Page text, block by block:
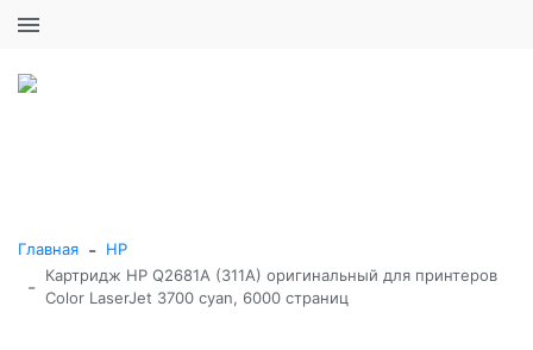
Главная - HP
-
Картридж HP Q2681A (311A) оригинальный для принтеров
Color LaserJet 3700 cyan, 6000 страниц